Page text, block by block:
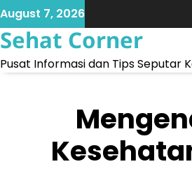
Skip
to
content
August 7, 2026
Sehat Corner
Pusat Informasi dan Tips Seputar